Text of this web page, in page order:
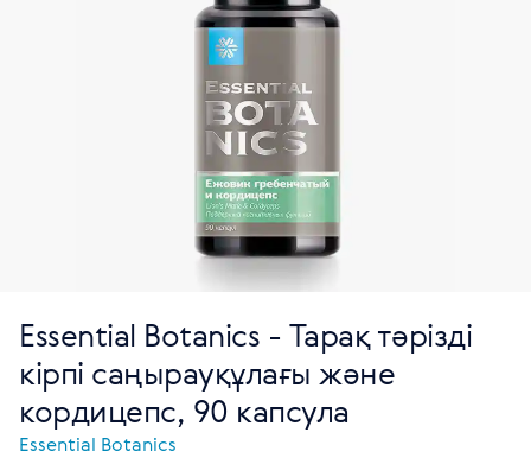
Essential Botanics - Тарақ тәрізді
кірпі саңырауқұлағы және
кордицепс, 90 капсула
Essential Botanics